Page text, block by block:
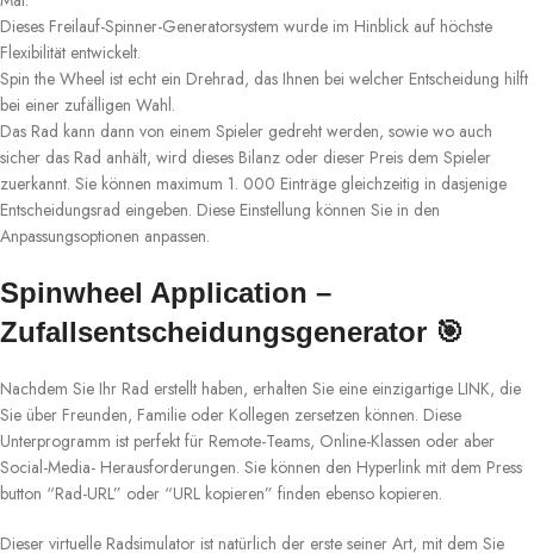
Dieses Freilauf-Spinner-Generatorsystem wurde im Hinblick auf höchste
Flexibilität entwickelt.
Spin the Wheel ist echt ein Drehrad, das Ihnen bei welcher Entscheidung hilft
bei einer zufälligen Wahl.
Das Rad kann dann von einem Spieler gedreht werden, sowie wo auch
sicher das Rad anhält, wird dieses Bilanz oder dieser Preis dem Spieler
zuerkannt. Sie können maximum 1. 000 Einträge gleichzeitig in dasjenige
Entscheidungsrad eingeben. Diese Einstellung können Sie in den
Anpassungsoptionen anpassen.
Spinwheel Application –
Zufallsentscheidungsgenerator 🎯
Nachdem Sie Ihr Rad erstellt haben, erhalten Sie eine einzigartige LINK, die
Sie über Freunden, Familie oder Kollegen zersetzen können. Diese
Unterprogramm ist perfekt für Remote-Teams, Online-Klassen oder aber
Social-Media- Herausforderungen. Sie können den Hyperlink mit dem Press
button “Rad-URL” oder “URL kopieren” finden ebenso kopieren.
Dieser virtuelle Radsimulator ist natürlich der erste seiner Art, mit dem Sie